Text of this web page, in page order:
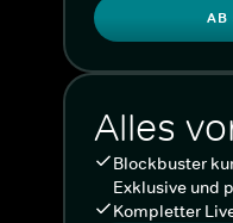
AB
Alles
Blockbuster
Exklusive und
Kompletter